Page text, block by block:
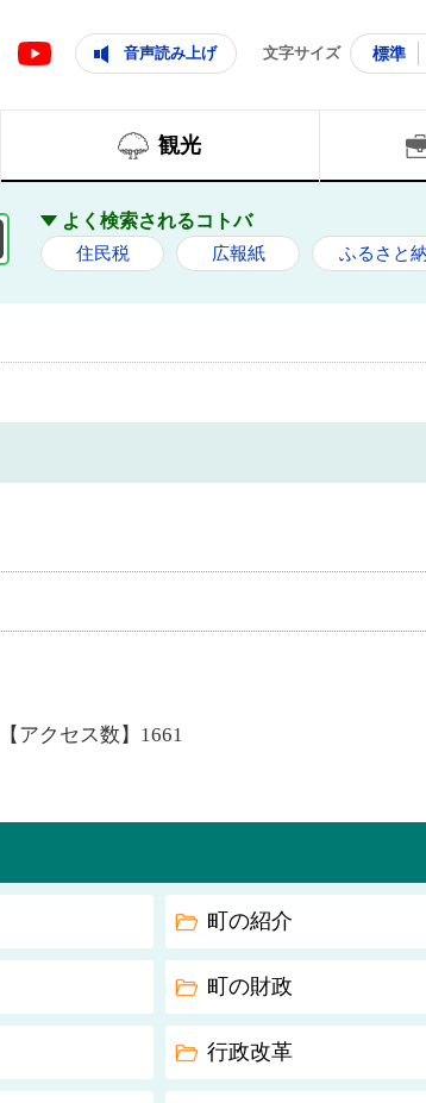
Facebook Youtube 音声読み上げ 文字サイズ 標準
観光
よく検索されるコトバ
住民税 広報紙 ふるさと
【アクセス数】 1661
町の紹介
町の財政
行政改革